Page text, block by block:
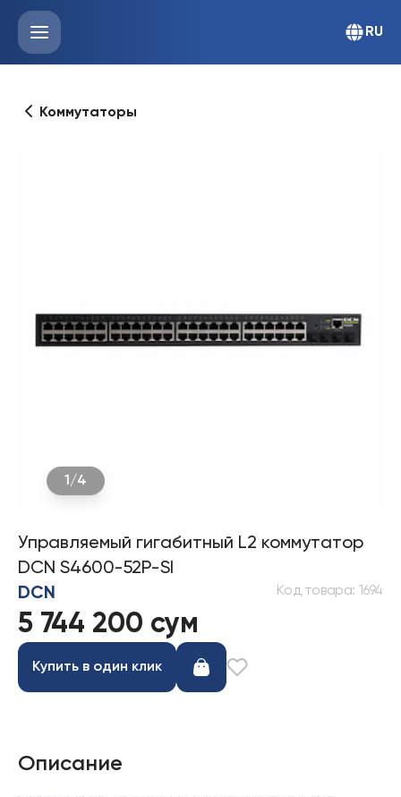
RU
Коммутаторы
1 /4
Управляемый гигабитный L2 коммутатор
DCN S4600-52P-SI
DCN
Код товара: 1694
5 744 200 сум
Купить в один клик
Описание